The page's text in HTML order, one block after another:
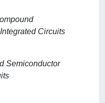
Circuits
Semiconductor